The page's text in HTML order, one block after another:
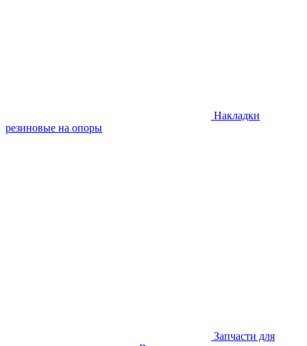
Накладки
резиновые на опоры
Запчасти для